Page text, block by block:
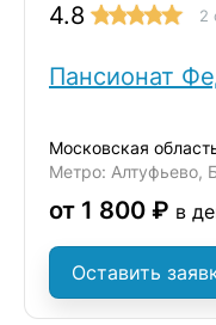
4.8 2
Пансионат
Московская
от 1 800 ₽ в
Оставить